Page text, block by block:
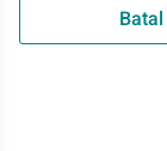
Batal